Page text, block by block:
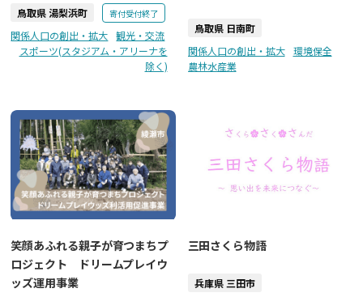
鳥取県 湯梨浜町 寄付受付終了
関係人口の創出・拡大
観光・交流
スポーツ(スタジアム・アリーナを
除く)
鳥取県 日南町
関係人口の創出・拡大
環境保全
農林水産業
笑顔あふれる親子が育つまちプ
ロジェクト ドリームプレイウ
ッズ運用事業
三田さくら物語
兵庫県 三田市